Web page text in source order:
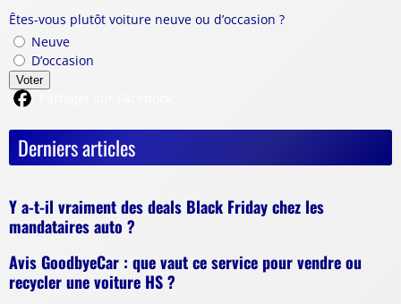
Êtes-vous plutôt voiture neuve ou d’occasion ?
Neuve
D’occasion
Voter
Derniers articles
Y a-t-il vraiment des deals Black Friday chez les
mandataires auto ?
Avis GoodbyeCar : que vaut ce service pour vendre ou
recycler une voiture HS ?